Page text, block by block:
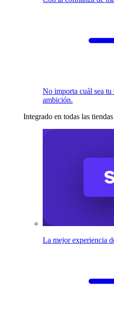
No importa cuál sea
ambición.
Integrado en todas las tiendas
La mejor experiencia